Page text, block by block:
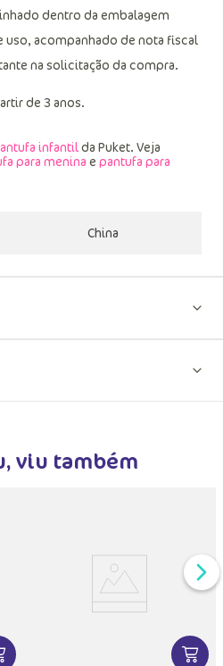
dentro da embalagem
acompanhado de nota fiscal
na solicitação da compra.
de 3 anos.
infantilda Puket. Veja
para menina e pantufa para
China
viu também
MAIS INFORMAÇÕES DOVER